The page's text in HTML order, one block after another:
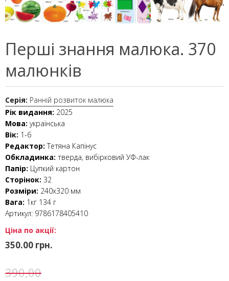
Перші знання малюка. 370
малюнків
Серія: Ранній розвиток малюка
Рік видання: 2025
Мова: українська
Вік: 1-6
Редактор:Тетяна Капінус
Обкладинка: тверда, вибірковий УФ-лак
Папір: Цупкий картон
Сторінок: 32
Розміри: 240x320 мм
Вага: 1кг 134 г
Артикул: 9786178405410
Ціна по акції:
350.00 грн.
390,00